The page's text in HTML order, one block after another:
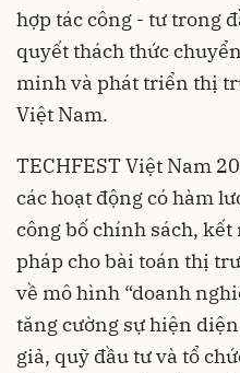
hợp tác công - tư trong
quyết thách thức
minh và phát triển thị
Việt Nam.
TECHFEST Việt Nam
các hoạt động có hàm
công bố chính sách,
pháp cho bài toán thị
về mô hình “doanh
tăng cường sự hiện
giả, quỹ đầu tư và tổ